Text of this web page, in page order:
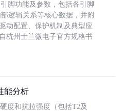
脚功能及参数，包括各引脚
逻辑关系等核心数据，并附
动配置、保护机制及典型应
杭州士兰微电子官方规格书
能分析
度和抗拉强度（包括T2及